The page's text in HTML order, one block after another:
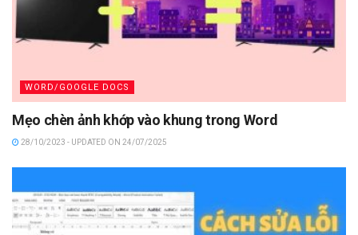
WORD/GOOGLE DOCS
Mẹo chèn ảnh khớp vào khung trong Word
28/10/2023 - UPDATED ON 24/07/2025